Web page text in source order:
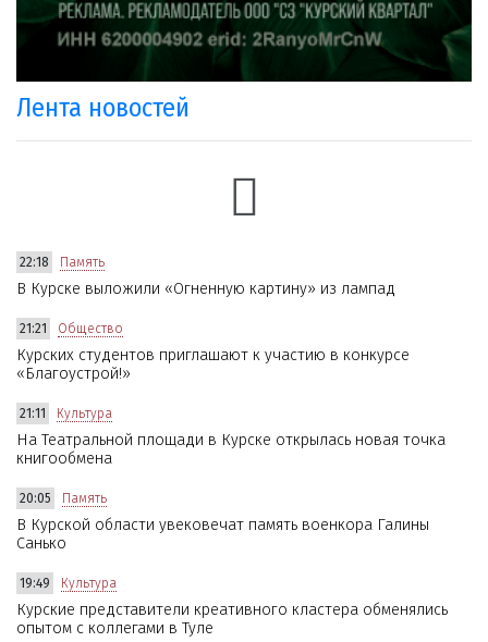
Лента новостей
22:18 Память
В Курске выложили «Огненную картину» из лампад
21:21 Общество
Курских студентов приглашают к участию в конкурсе
«Благоустрой!»
21:11 Культура
На Театральной площади в Курске открылась новая точка
книгообмена
20:05 Память
В Курской области увековечат память военкора Галины
Санько
19:49 Культура
Курские представители креативного кластера обменялись
опытом с коллегами в Туле